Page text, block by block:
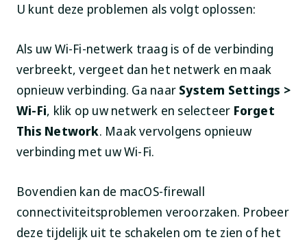
U kunt deze problemen als volgt oplossen:
Als uw Wi-Fi-netwerk traag is of de verbinding
verbreekt, vergeet dan het netwerk en maak
opnieuw verbinding. Ga naar System Settings >
Wi-Fi, klik op uw netwerk en selecteer Forget
This Network. Maak vervolgens opnieuw
verbinding met uw Wi-Fi.
Bovendien kan de macOS-firewall
connectiviteitsproblemen veroorzaken. Probeer
deze tijdelijk uit te schakelen om te zien of het